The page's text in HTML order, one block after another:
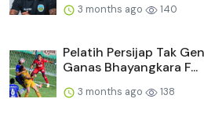
3 months ago 140
Pelatih Persijap Tak
Ganas Bhayangkara F...
3 months ago 138